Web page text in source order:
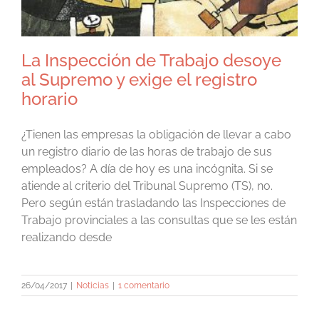
La Inspección de Trabajo desoye
al Supremo y exige el registro
horario
¿Tienen las empresas la obligación de llevar a cabo
un registro diario de las horas de trabajo de sus
empleados? A día de hoy es una incógnita. Si se
atiende al criterio del Tribunal Supremo (TS), no.
Pero según están trasladando las Inspecciones de
Trabajo provinciales a las consultas que se les están
realizando desde
26/04/2017 Noticias 1 comentario